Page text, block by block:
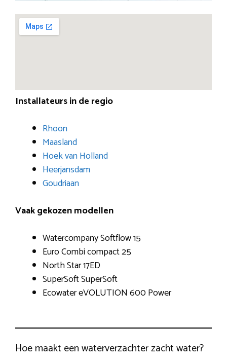
Installateurs in de regio
Rhoon
Maasland
Hoek van Holland
Heerjansdam
Goudriaan
Vaak gekozen modellen
Watercompany Softflow 15
Euro Combi compact 25
North Star 17ED
SuperSoft SuperSoft
Ecowater eVOLUTION 600 Power
Hoe maakt een waterverzachter zacht water?